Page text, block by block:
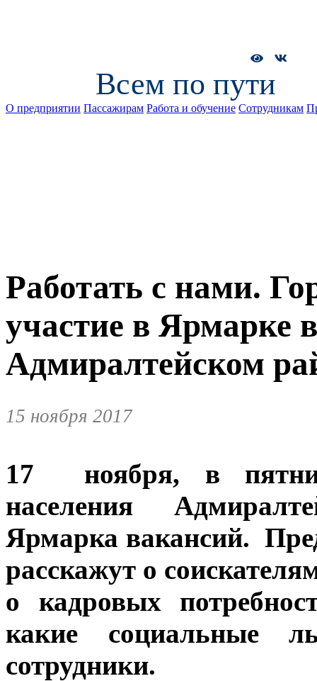
Всем по пути
О предприятии Пассажирам Работа и обучение Сотрудникам
Работать с нами.
участие в Ярмарке
Адмиралтейском
15 ноября 2017
17 ноября, в
населения
Ярмарка вакансий.
расскажут о
о кадровых
какие социальные
сотрудники.